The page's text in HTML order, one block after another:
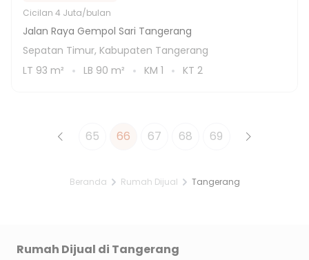
Cicilan 4 Juta/bulan
Jalan Raya Gempol Sari Tangerang
Sepatan Timur, Kabupaten Tangerang
LT 93 m² LB 90 m² KM 1 KT 2
65 66 67 68 69
Beranda Rumah Dijual Tangerang
Rumah Dijual di Tangerang